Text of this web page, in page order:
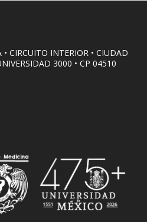
CIRCUITO INTERIOR • CIUDAD
3000 • CP 04510